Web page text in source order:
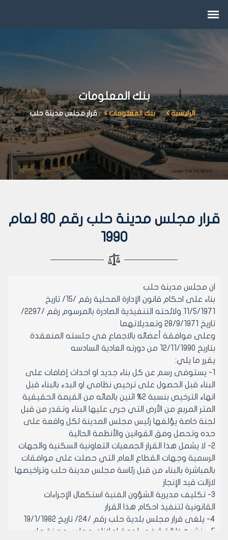
بنك المعلومات
الرئيسية بنك المعلومات قرار مجلس مدينة حلب
قرار مجلس مدينة حلب رقم 80 لعام
1990
ان مجلس مدينة حلب
بناء على احكام قانون الإدارة المحلية رقم /15/ تاريخ
11/5/1971 ولائحته التنفيذية الصادرة بالمرسوم رقم /2297/
تاريخ 28/9/1971 وتعديلاتهما
وعلى موافقة أعضائه بالاجماع في جلسته المنعقدة
بتاريخ 12/11/1990 من دورته العادية السادسه
يقرر ما يلي:
1- يستوفى رسم عن كل بناء جديد او احداث إضافات على
البناء قبل الحصول على ترخيص نظامي او البدء بالبناء قبل
انهاء الترخيص بنسبة 2% اثنين بالمائه من القيمة الحقيقية
المتر المربع من الأرض التي جرى عليها البناء وتقدر من قبل
لجنة خاصة يؤلفها رئيس مجلس المدينة لكل واقعة على
حده وتحصل وفق القوانين والأنظمة الحالية
2- لا يشمل هذا القرار الجمعيات التعاونية السكنية والجهات
الرسمية وجهات القطاع العام التي حصلت على موافقات
بالمباشرة بالبناء من قبل رئاسة مجلس مدينة حلب وتراخيصها
لازالت قيد الإنجاز
3- تكليف مديرية الشؤون الفنية استكمال الإجراءات
القانونية لتنفيذ احكام هذا القرار
4- يلغى قرار مجلس بلدية حلب رقم /24/ تاريخ 19/1/1982
5- ينشر هذا القرار في لوجة إعلانات مجلس مدينة حلب